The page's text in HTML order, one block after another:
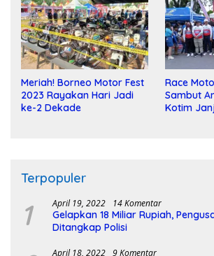
Meriah! Borneo Motor Fest
2023 Rayakan Hari Jadi
ke-2 Dekade
Race
Sambut
Kotim
Terpopuler
1 April 19, 2022 14 Komentar
Gelapkan 18 Miliar Rupiah,
Ditangkap Polisi
April 18, 2022 9 Komentar